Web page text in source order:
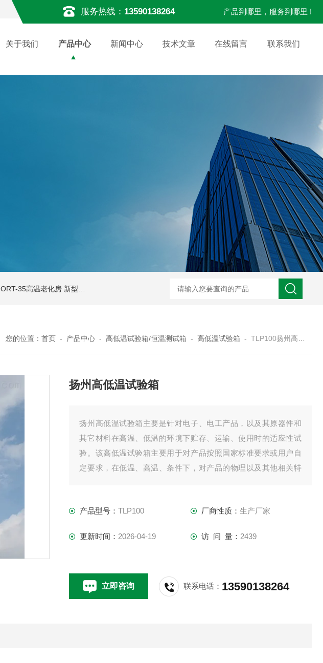
服务热线： 13590138264 产品到哪里，服务到哪里 !
关于我们 产品中心 新闻中心 技术文章 在线留言 联系我们
ORT-35高温老化房 新型恒温恒湿试验箱THP225 TOG225无尘无氧化烤箱 TM100-2洁净干燥箱
您的位置：首页 - 产品中心 -高低温试验箱/恒温测试箱 -高低温试验箱 -TLP100扬州高低温试验箱
扬州高低温试验箱
扬州高低温试验箱主要是针对电子、电工产品，以及其原器件和
其它材料在高温、低温的环境下贮存、运输、使用时的适应性试
验。该高低温试验箱主要用于对产品按照国家标准要求或用户自
定要求，在低温、高温、条件下，对产品的物理以及其他相关特
厂检验用。
产品型号：TLP100 厂商性质： 生产厂家
更新时间： 2026-04-19 访 问 量： 2439
立即咨询 联系电话： 13590138264